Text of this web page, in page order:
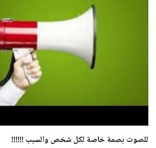
للصوت بصمة خاصة لكل شخص والسبب !!!!!!